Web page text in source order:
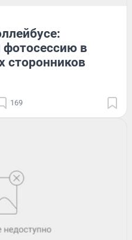
фотосессию в
сторонников
169